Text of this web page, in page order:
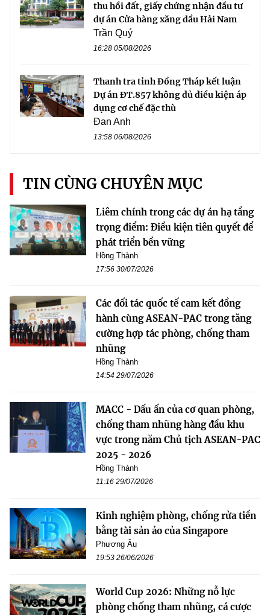
thu hồi đất, giấy chứng nhận đầu tư
dự án Cửa hàng xăng dầu Hải Nam
Trần Quý
16:28 05/08/2026
Thanh tra tỉnh Đồng Tháp kết luận
Dự án ĐT.857 không đủ điều kiện áp
dụng cơ chế đặc thù
Đan Anh
13:58 06/08/2026
TIN CÙNG CHUYÊN MỤC
Liêm chính trong các dự án hạ tầng
trọng điểm: Điều kiện tiên quyết để
phát triển bền vững
Hồng Thành
17:56 30/07/2026
Các đối tác quốc tế cam kết đồng
hành cùng ASEAN-PAC trong tăng
cường hợp tác phòng, chống tham
nhũng
Hồng Thành
14:54 29/07/2026
MACC - Dấu ấn của cơ quan phòng,
chống tham nhũng hàng đầu khu
vực trong năm Chủ tịch ASEAN-PAC
2025 - 2026
Hồng Thành
11:16 29/07/2026
Kinh nghiệm phòng, chống rửa tiền
bằng tài sản ảo của Singapore
Phương Âu
19:53 26/06/2026
World Cup 2026: Những nỗ lực
phòng chống tham nhũng, cá cược